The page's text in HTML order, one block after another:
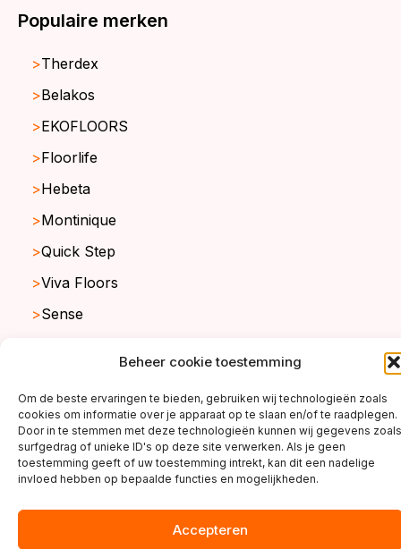
Beheer cookie toestemming
Om de beste ervaringen te bieden, gebruiken wij technologieën zoals
cookies om informatie over je apparaat op te slaan en/of te raadplegen.
Door in te stemmen met deze technologieën kunnen wij gegevens zoals
surfgedrag of unieke ID's op deze site verwerken. Als je geen
toestemming geeft of uw toestemming intrekt, kan dit een nadelige
invloed hebben op bepaalde functies en mogelijkheden.
Accepteren
Populaire merken
Therdex
Belakos
EKOFLOORS
Floorlife
Hebeta
Montinique
Quick Step
Viva Floors
Sense
copyright ©2026